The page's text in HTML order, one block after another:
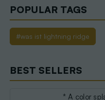
POPULAR TAGS
#was ist lightning ridge
BEST SELLERS
* A color